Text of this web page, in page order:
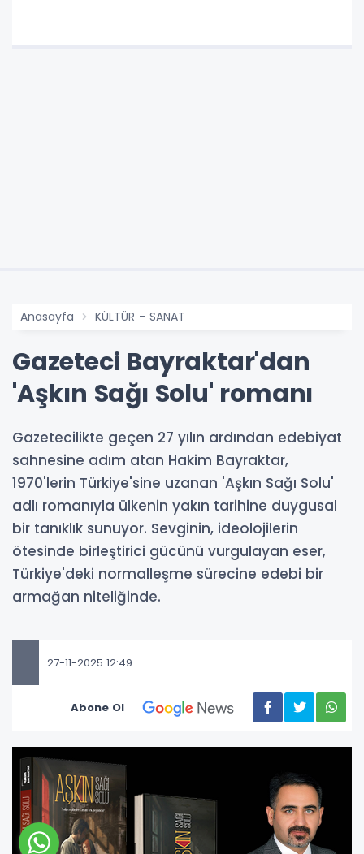
Anasayfa KÜLTÜR - SANAT
Gazeteci Bayraktar'dan
'Aşkın Sağı Solu' romanı
Gazetecilikte geçen 27 yılın ardından edebiyat
sahnesine adım atan Hakim Bayraktar,
1970'lerin Türkiye'sine uzanan 'Aşkın Sağı Solu'
adlı romanıyla ülkenin yakın tarihine duygusal
bir tanıklık sunuyor. Sevginin, ideolojilerin
ötesinde birleştirici gücünü vurgulayan eser,
Türkiye'deki normalleşme sürecine edebi bir
armağan niteliğinde.
27-11-2025 12:49
Abone Ol